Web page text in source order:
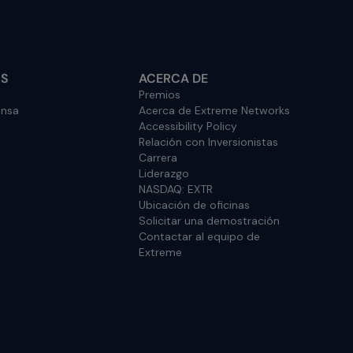
ACERCA DE
Premios
Acerca de Extreme Networks
Accessibility Policy
Relación con Inversionistas
Carrera
Liderazgo
NASDAQ: EXTR
Ubicación de oficinas
Solicitar una demostración
Contactar al equipo de
Extreme